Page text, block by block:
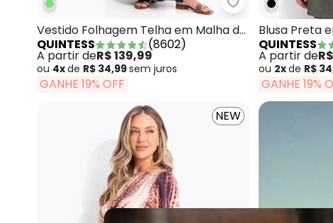
Quintess -
Vestido Folhagem Telha em Malha de
Viscose
QUINTESS (8602)
A partir deR$ 139,99
ou 4xde R$ 34,99sem juros
GANHE 19% OFF
Blusa Preta
QUINTESS
A partir de
ou 2xde R$
GANHE 19%
NEW